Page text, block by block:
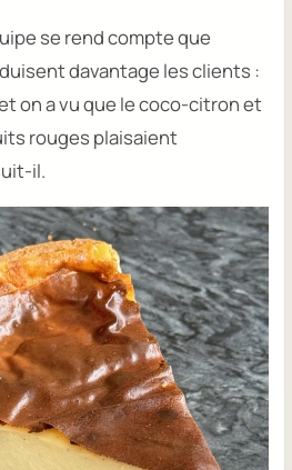
se rend compte que
davantage les clients :
on a vu que le coco-citron et
rouges plaisaient
il.